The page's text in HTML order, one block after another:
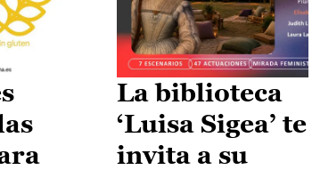
La biblioteca
‘Luisa Sigea’ te
invita a su